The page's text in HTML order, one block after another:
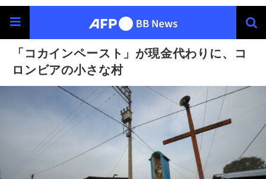
「コカインペースト」が現金代わりに、コ
ロンビアの小さな村